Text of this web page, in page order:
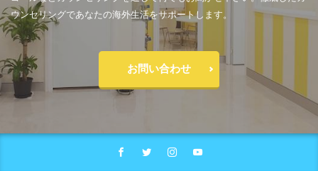
ウンセリングであなたの海外生活をサポートします。
お問い合わせ